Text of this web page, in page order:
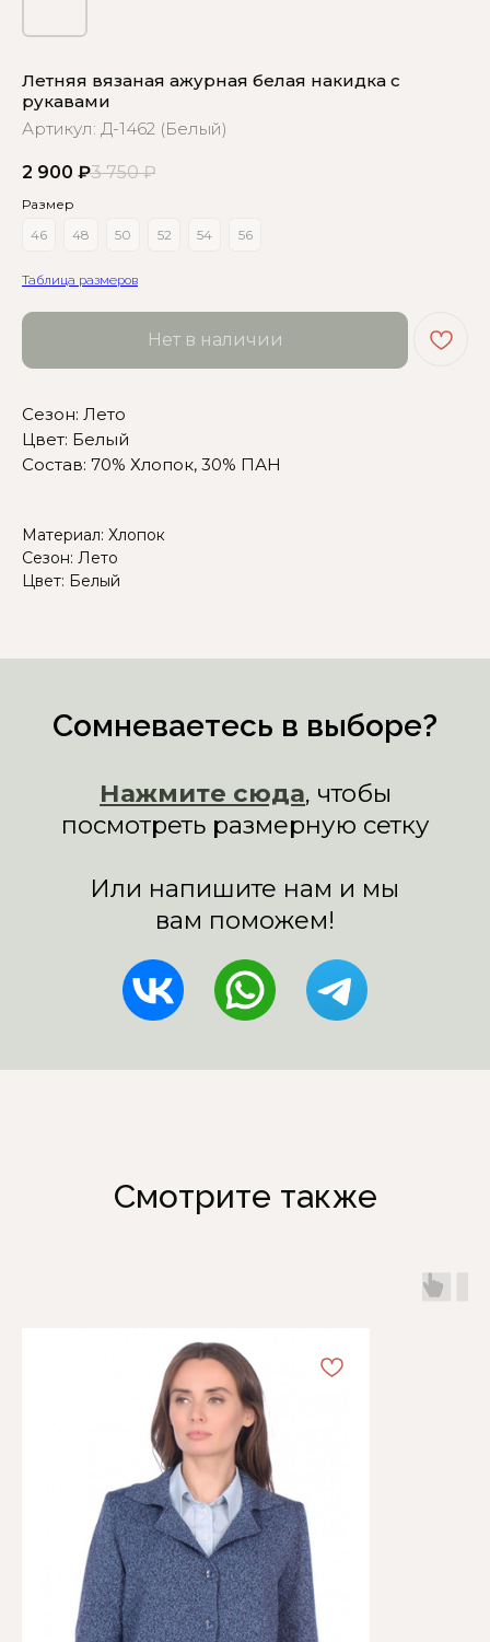
Летняя вязаная ажурная белая накидка с
рукавами
Артикул: Д-1462 (Белый)
2 900 ₽3 750 ₽
Размер
46
48 50 52 54 56
Таблица размеров
Нет в наличии
Сезон: Лето
Цвет: Белый
Состав: 70% Хлопок, 30% ПАН
Материал: Хлопок
Сезон: Лето
Цвет: Белый
Сомневаетесь в выборе?
Нажмите сюда, чтобы
Или напишите нам и мы
вам поможем!
Смотрите также
Информация
Контакты
Отзывы
Блог
О компании
Обмен и возврат
Белая Лилия
Оплата и доставка
Распродажа
Подарочные карты